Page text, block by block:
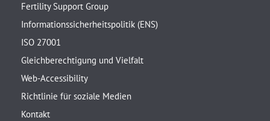
Fertility Support Group
Informationssicherheitspolitik (ENS)
ISO 27001
Gleichberechtigung und Vielfalt
Web-Accessibility
Richtlinie für soziale Medien
Kontakt